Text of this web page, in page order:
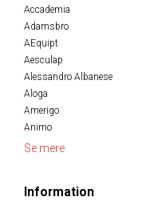
Accademia
Adamsbro
AEquipt
Aesculap
Alessandro Albanese
Aloga
Amerigo
Animo
Se mere
Information